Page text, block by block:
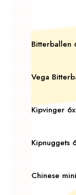
Bitterballen
Vega
Kipvinger 6x
Kipnuggets
Chinese